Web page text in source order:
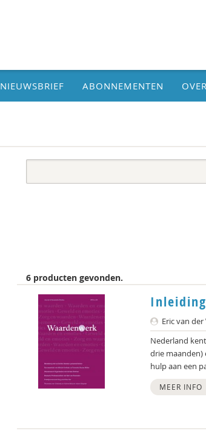
NIEUWSBRIEF ABONNEMENTEN OVER
6 producten gevonden.
Eric van der
Nederland
drie maanden)
hulp aan een
MEER INFO